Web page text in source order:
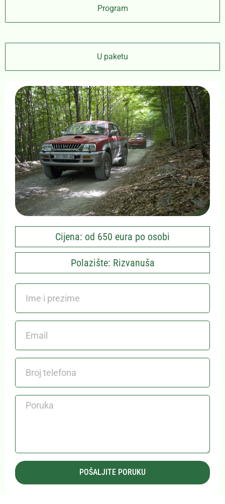
Program
U paketu
Cijena: od 650 eura po osobi
Polazište: Rizvanuša
POŠALJITE PORUKU